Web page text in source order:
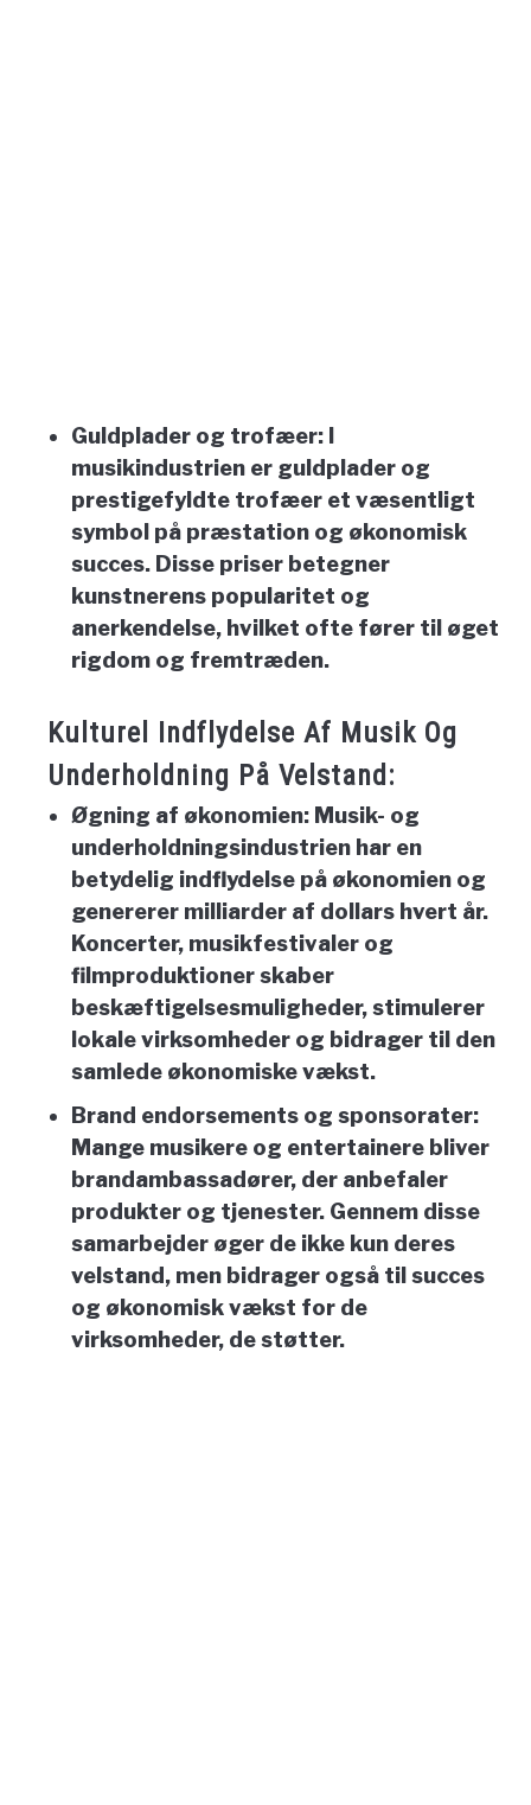
Guldplader og trofæer:
musikindustrien er guldplader og
prestigefyldte trofæer et væsentligt
symbol på præstation og økonomisk
succes. Disse priser betegner
kunstnerens popularitet og
anerkendelse, hvilket ofte fører til øget
rigdom og fremtræden.
Kulturel Indflydelse Af Musik Og
Underholdning På Velstand:
Øgning af økonomien: Musik- og
underholdningsindustrien har en
betydelig indflydelse på økonomien og
genererer milliarder af dollars hvert år.
Koncerter, musikfestivaler og
filmproduktioner skaber
beskæftigelsesmuligheder, stimulerer
lokale virksomheder og bidrager til den
samlede økonomiske vækst.
Brand endorsements og sponsorater:
Mange musikere og entertainere bliver
brandambassadører, der anbefaler
produkter og tjenester. Gennem disse
samarbejder øger de ikke kun deres
velstand, men bidrager også til succes
og økonomisk vækst for de
virksomheder, de støtter.